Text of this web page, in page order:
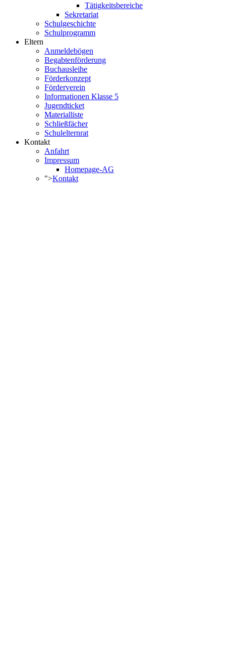
Tätigkeitsbereiche
Sekretariat
Schulgeschichte
Schulprogramm
Eltern
Anmeldebögen
Begabtenförderung
Buchausleihe
Förderkonzept
Förderverein
Informationen Klasse 5
Jugendticket
Materialliste
Schließfächer
Schulelternrat
Kontakt
Anfahrt
Impressum
Homepage-AG
">Kontakt